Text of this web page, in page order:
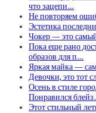
что зацепи…
Не повторяем
Эстетика
Чокер — это
Пока еще рано
образов для п…
Яркая майка —
Девочки, это тот
Осень в стиле
Понравился
Этот стильный